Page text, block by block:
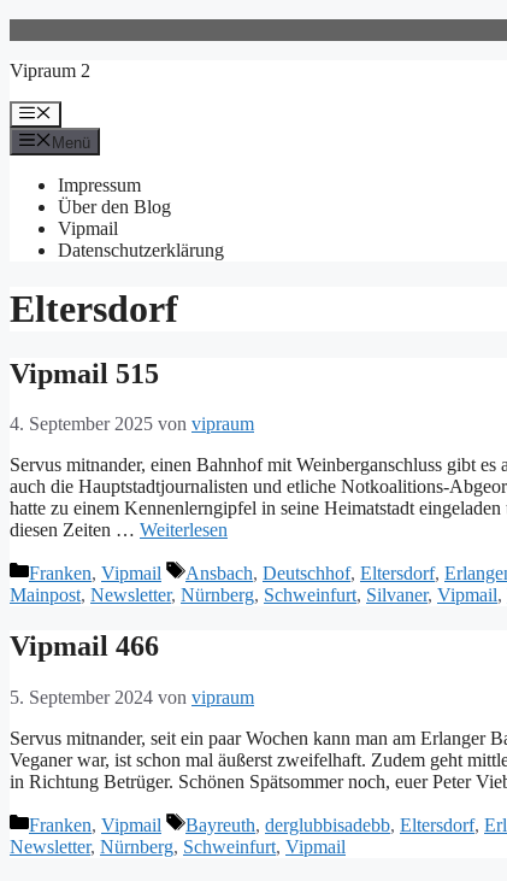
springen
Vipraum 2
Menü
Menü
Impressum
Über den Blog
Vipmail
Datenschutzerklärung
Eltersdorf
Vipmail 515
4. September 2025 von vipraum
Servus mitnander, einen Bahnhof mit Weinberganschluss gibt
auch die Hauptstadtjournalisten und etliche Notkoalitions-
hatte zu einem Kennenlerngipfel in seine Heimatstadt
diesen Zeiten … Weiterlesen
Kategorien
Franken, Vipmail Schlagwörter
Ansbach, Deutschhof, Eltersdorf,
Mainpost, Newsletter, Nürnberg, Schweinfurt, Silvaner, Vipmail,
Vipmail 466
5. September 2024 von vipraum
Servus mitnander, seit ein paar Wochen kann man am Erlanger
Veganer war, ist schon mal äußerst zweifelhaft. Zudem geht
in Richtung Betrüger. Schönen Spätsommer noch, euer Peter
Kategorien
Franken, Vipmail Schlagwörter
Bayreuth, derglubbisadebb, Eltersdorf,
Newsletter, Nürnberg, Schweinfurt, Vipmail